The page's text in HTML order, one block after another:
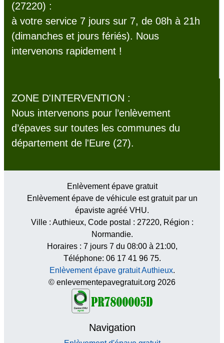
(27220) :
à votre service 7 jours sur 7, de 08h à 21h
(dimanches et jours fériés). Nous
intervenons rapidement !
ZONE D'INTERVENTION :
Nous intervenons pour l’enlèvement
d’épaves sur toutes les communes du
département de l'Eure (27).
Enlèvement épave gratuit
Enlèvement épave de véhicule est gratuit par un
épaviste agréé VHU.
Ville : Authieux, Code postal : 27220, Région :
Normandie.
Horaires : 7 jours 7 du 08:00 à 21:00,
Téléphone: 06 17 41 96 75.
Enlèvement épave gratuit Authieux.
© enlevementepavegratuit.org 2026
Navigation